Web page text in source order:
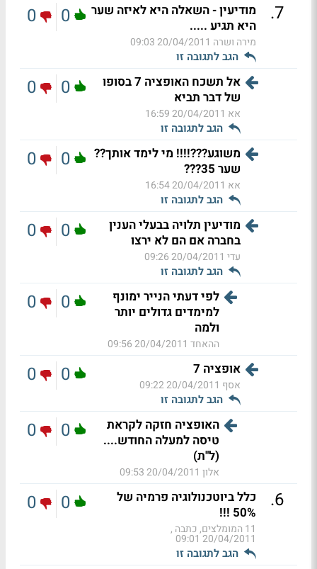
7
.
מודיעין - השאלה היא לאיזה שער
היא תגיע .....
מירה ושרה 20/04/2011 09:03
הגב לתגובה זו
0
0
אל תשכח האופציה 7 בסופו
של דבר תביא
אא 20/04/2011 16:59
הגב לתגובה זו
0
0
משוגע???!!!! מי לימד אותך??
שער 35???
אא 20/04/2011 16:54
הגב לתגובה זו
0
0
מודיעין תלויה בבעלי הענין
בחברה אם הם לא ירצו
עדי 20/04/2011 09:26
הגב לתגובה זו
0
0
לפי דעתי הנייר ימונף
למימדים גדולים יותר
ולמה
ההאחד 20/04/2011 09:56
0
0
אופציה 7
אסף 20/04/2011 09:22
הגב לתגובה זו
0
0
האופציה חזקה לקראת
טיסה למעלה החודש....
(ל"ת)
אלון 20/04/2011 09:53
0
0
6
.
כלל ביוטכנולוגיה פרמיה של
50% !!!
11 המומלצים, כתבה ,
20/04/2011 09:01
הגב לתגובה זו
0
0